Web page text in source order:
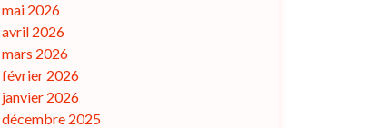
mai 2026
avril 2026
mars 2026
février 2026
janvier 2026
décembre 2025